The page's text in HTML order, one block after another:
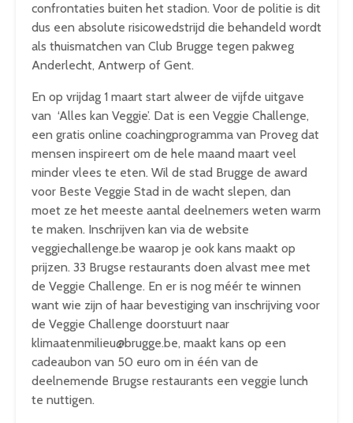
confrontaties buiten het stadion. Voor de politie is dit
dus een absolute risicowedstrijd die behandeld wordt
als thuismatchen van Club Brugge tegen pakweg
Anderlecht, Antwerp of Gent.
En op vrijdag 1 maart start alweer de vijfde uitgave
van ‘Alles kan Veggie’. Dat is een Veggie Challenge,
een gratis online coachingprogramma van Proveg dat
mensen inspireert om de hele maand maart veel
minder vlees te eten. Wil de stad Brugge de award
voor Beste Veggie Stad in de wacht slepen, dan
moet ze het meeste aantal deelnemers weten warm
te maken. Inschrijven kan via de website
veggiechallenge.be waarop je ook kans maakt op
prijzen. 33 Brugse restaurants doen alvast mee met
de Veggie Challenge. En er is nog méér te winnen
want wie zijn of haar bevestiging van inschrijving voor
de Veggie Challenge doorstuurt naar
klimaatenmilieu@brugge.be, maakt kans op een
cadeaubon van 50 euro om in één van de
deelnemende Brugse restaurants een veggie lunch
te nuttigen.